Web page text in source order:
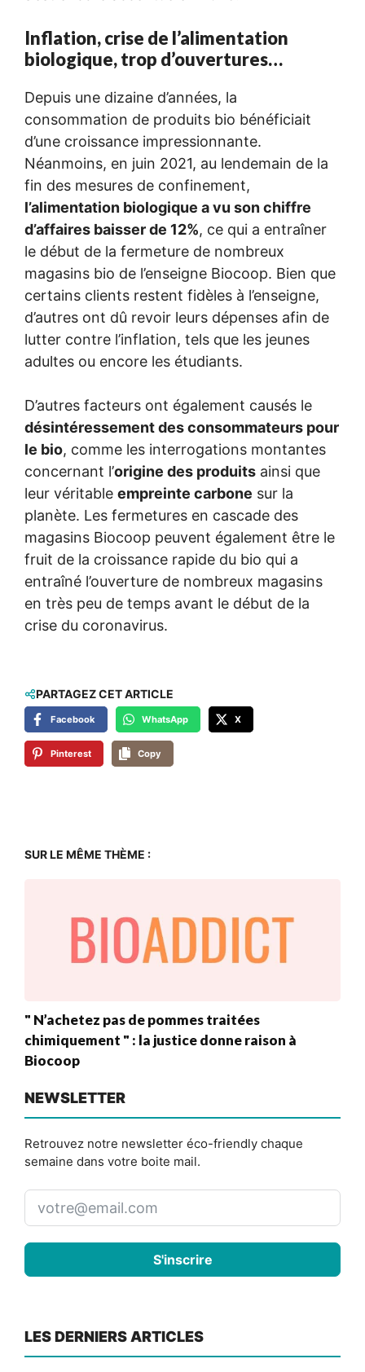
Inflation, crise de l’alimentation
biologique, trop d’ouvertures…
Depuis une dizaine d’années, la
consommation de produits bio bénéficiait
d’une croissance impressionnante.
Néanmoins, en juin 2021, au lendemain de la
fin des mesures de confinement,
l’alimentation biologique a vu son chiffre
d’affaires baisser de 12%, ce qui a entraîner
le début de la fermeture de nombreux
magasins bio de l’enseigne Biocoop. Bien que
certains clients restent fidèles à l’enseigne,
d’autres ont dû revoir leurs dépenses afin de
lutter contre l’inflation, tels que les jeunes
adultes ou encore les étudiants.
D’autres facteurs ont également causés le
désintéressement des consommateurs pour
le bio, comme les interrogations montantes
concernant l’origine des produits ainsi que
leur véritable empreinte carbone sur la
planète. Les fermetures en cascade des
magasins Biocoop peuvent également être le
fruit de la croissance rapide du bio qui a
entraîné l’ouverture de nombreux magasins
en très peu de temps avant le début de la
crise du coronavirus.
PARTAGEZ CET ARTICLE
Facebook WhatsApp X
Pinterest Copy
SUR LE MÊME THÈME :
" N’achetez pas de pommes traitées
chimiquement " : la justice donne raison à
Biocoop
NEWSLETTER
Retrouvez notre newsletter éco-friendly chaque
semaine dans votre boite mail.
S'inscrire
LES DERNIERS ARTICLES